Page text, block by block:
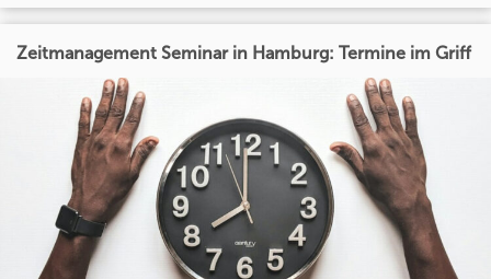
Zeitmanagement Seminar in Hamburg: Termine im Griff